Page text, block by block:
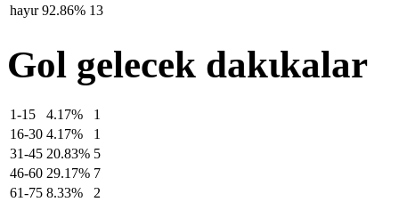
hayιr 92.86% 13
Gol gelecek dakιkalar
1-15 4.17%
1
16-30 4.17%
1
31-45 20.83% 5
46-60 29.17% 7
61-75 8.33%
2